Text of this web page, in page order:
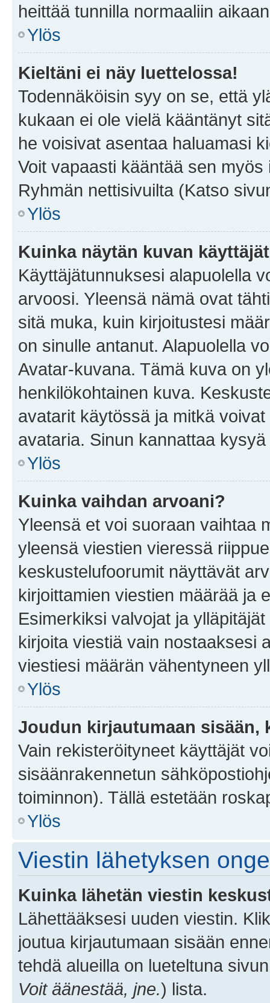
heittää tunnilla normaaliin
Ylös
Kieltäni ei näy luettelossa!
Todennäköisin syy on se, että
kukaan ei ole vielä kääntänyt
he voisivat asentaa haluamasi
Voit vapaasti kääntää sen
Ryhmän nettisivuilta (Katso
Ylös
Kuinka näytän kuvan
Käyttäjätunnuksesi alapuolella
arvoosi. Yleensä nämä ovat
sitä muka, kuin kirjoitustesi
on sinulle antanut. Alapuolella
Avatar-kuvana. Tämä kuva on
henkilökohtainen kuva.
avatarit käytössä ja mitkä
avataria. Sinun kannattaa
Ylös
Kuinka vaihdan arvoani?
Yleensä et voi suoraan vaihtaa
yleensä viestien vieressä
keskustelufoorumit näyttävät
kirjoittamien viestien määrää ja
Esimerkiksi valvojat ja
kirjoita viestiä vain nostaaksesi
viestiesi määrän vähentyneen
Ylös
Joudun kirjautumaan sisään,
Vain rekisteröityneet käyttäjät
sisäänrakennetun
toiminnon). Tällä estetään
Ylös
Viestin lähetyksen
Kuinka lähetän viestin
Lähettääksesi uuden viestin.
joutua kirjautumaan sisään
tehdä alueilla on lueteltuna
Voit äänestää, jne.) lista.